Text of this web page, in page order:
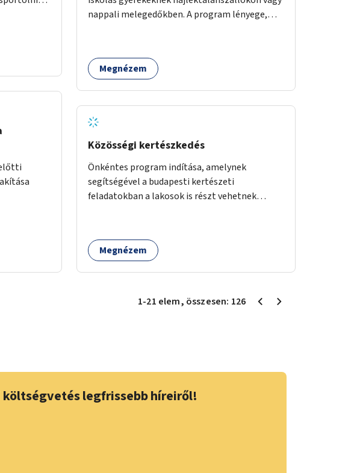
egy
nappali melegedőkben. A program lényege,
biztonságos, nyugodt környezetben. A diákok
szabadon választhatnak, hogy kihez
alakulhat ki.
Megnézem
Közösségi kertészkedés
Önkéntes program indítása, amelynek
segítségével a budapesti kertészeti
feladatokban a lakosok is részt vehetnek
Megnézem
1-21 elem, összesen: 126
költségvetés legfrissebb híreiről!